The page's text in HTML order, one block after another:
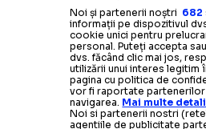
Noi și partenerii noștri 682
informații pe dispozitivul
cookie unici pentru
personal. Puteți accepta
dvs. făcând clic mai jos,
utilizării unui interes legitim
pagina cu politica de
vor fi raportate partenerilor
navigarea. Mai multe
Noi si partenerii nostri
agentiile de publicitate